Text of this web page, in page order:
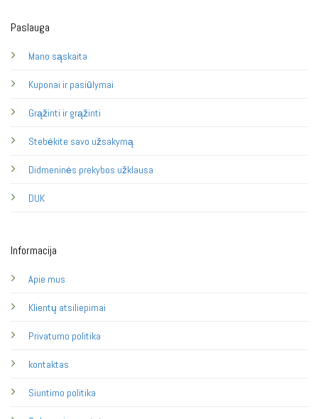
Paslauga
Mano sąskaita
Kuponai ir pasiūlymai
Grąžinti ir grąžinti
Stebėkite savo užsakymą
Didmeninės prekybos užklausa
DUK
Informacija
Apie mus
Klientų atsiliepimai
Privatumo politika
kontaktas
Siuntimo politika